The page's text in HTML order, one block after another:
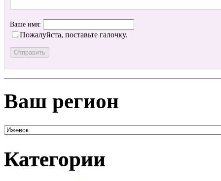
Ваше имя:
Пожалуйста, поставьте галочку.
Ваш регион
Категории